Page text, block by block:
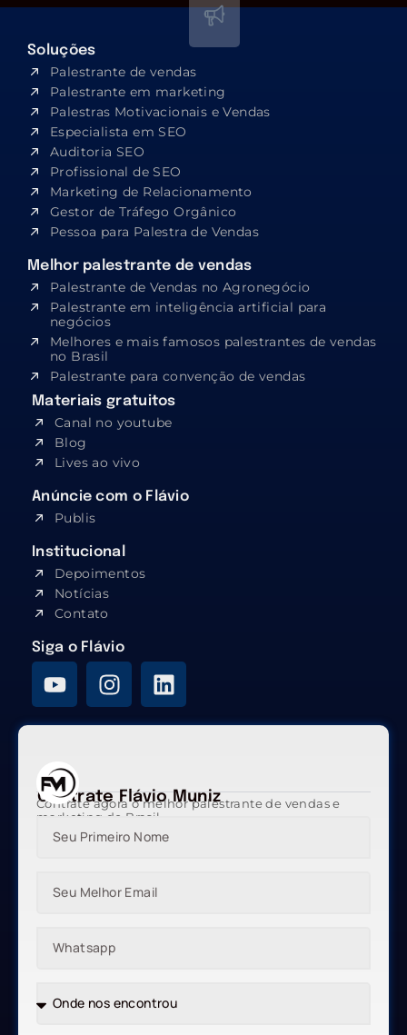
Soluções
Palestrante de vendas
Palestrante em marketing
Palestras Motivacionais e Vendas
Especialista em SEO​
Auditoria SEO
Profissional de SEO
Marketing de Relacionamento
Gestor de Tráfego Orgânico
Pessoa para Palestra de Vendas
Melhor palestrante de vendas
Palestrante de Vendas no Agronegócio
Palestrante em inteligência artificial para
negócios
Melhores e mais famosos palestrantes de vendas
no Brasil
Palestrante para convenção de vendas
Materiais gratuitos
Canal no youtube
Blog
Lives ao vivo
Anúncie com o Flávio
Publis
Institucional
Depoimentos
Notícias
Contato
Siga o Flávio
Contrate Flávio Muniz
Contrate agora o melhor palestrante de vendas e
marketing do Brasil